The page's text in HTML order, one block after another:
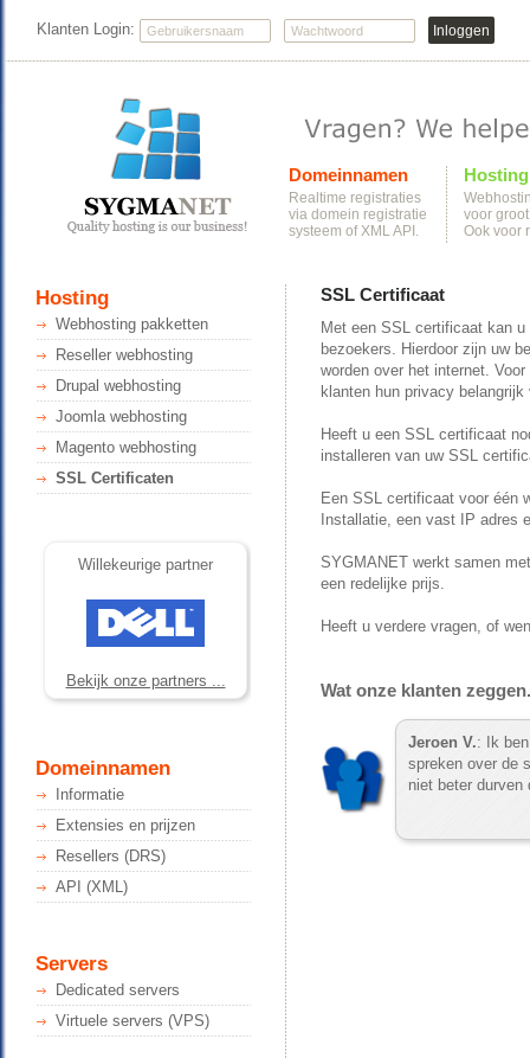
Klanten Login:
Domeinnamen
Realtime registraties
via domein registratie
systeem of XML API.
Hosting
voor
Ook voor
Hosting
Webhosting pakketten
Reseller webhosting
Drupal webhosting
Joomla webhosting
Magento webhosting
SSL Certificaten
Willekeurige partner
Bekijk onze partners ...
Domeinnamen
Informatie
Extensies en prijzen
Resellers (DRS)
API (XML)
Servers
Dedicated servers
Virtuele servers (VPS)
SSL Certificaat
Met een SSL certificaat kan
bezoekers. Hierdoor zijn uw
worden over het internet.
klanten hun privacy
Heeft u een SSL certificaat
installeren van uw SSL
Een SSL certificaat voor één
Installatie, een vast IP adres
SYGMANET werkt samen
een redelijke prijs.
Heeft u verdere vragen, of
Wat onze klanten
Jeroen V.: Ik
spreken over de
niet beter durven